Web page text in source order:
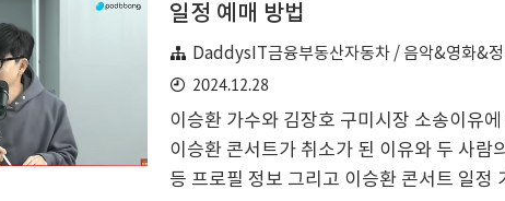
일정 예매 방법
DaddysIT금융부동산자동차 / 음악&영화&
2024.12.28
이승환 가수와 김장호 구미시장 소송이유
이승환 콘서트가 취소가 된 이유와 두 사람
등 프로필 정보 그리고 이승환 콘서트 일정